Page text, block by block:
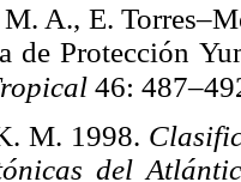
A., E.
de Protección
46:
M. 1998.
del